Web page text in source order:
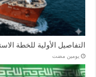
التفاصيل الأولية للخطة
‏يومين مضت